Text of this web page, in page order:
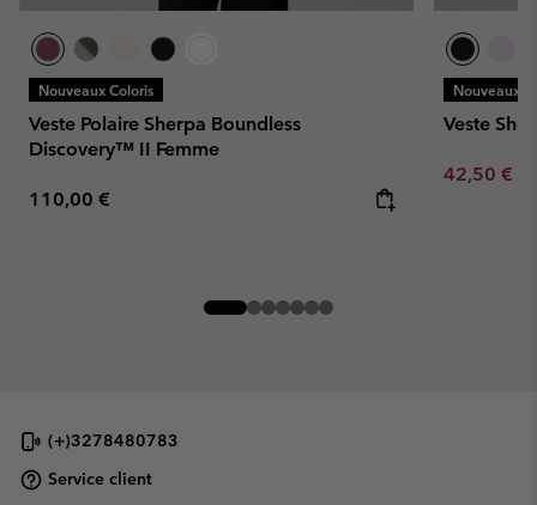
Nouveaux Coloris
Veste Polaire Sherpa Boundless
Discovery™ II Femme
Regular price:
110,00 €
Nouveaux
Veste
Minimum
42,50 €
(+)3278480783
Service client